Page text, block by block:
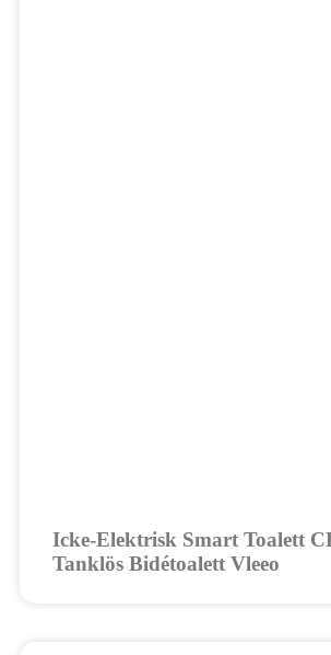
Icke-Elektrisk Smart Toalett
Tanklös Bidétoalett Vleeo